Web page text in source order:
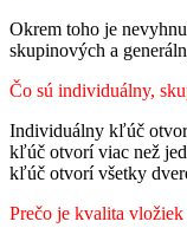
Okrem toho je
skupinových a
Čo sú individuálny,
Individuálny kľúč
kľúč otvorí viac než
kľúč otvorí všetky
Prečo je kvalita